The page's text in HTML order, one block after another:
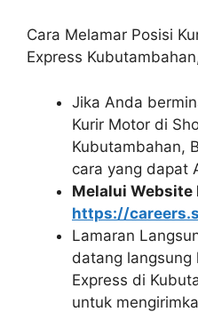
Cara Melamar Posisi
Express
Jika Anda
Kurir Motor di
Kubutambahan,
cara yang dapat
Melalui Website
https://
Lamaran
datang langsung
Express di
untuk